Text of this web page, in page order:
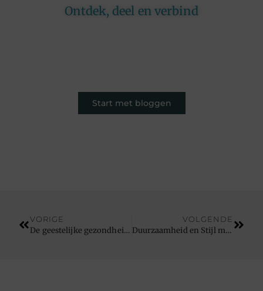
Ontdek, deel en verbind
Start met bloggen
VORIGE
De geestelijke gezondheidsvoordelen van het spelen op een sjoelbak
VOLGENDE
Duurzaamheid en Stijl met een Metalen Tuinhuis als Blokhut